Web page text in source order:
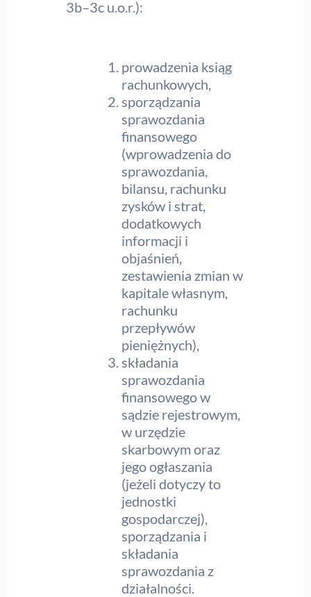
3b–3c u.o.r.):
prowadzenia ksiąg
rachunkowych,
sporządzania
sprawozdania
finansowego
(wprowadzenia do
sprawozdania,
bilansu, rachunku
zysków i strat,
dodatkowych
informacji i
objaśnień,
zestawienia zmian w
kapitale własnym,
rachunku
przepływów
pieniężnych),
składania
sprawozdania
finansowego w
sądzie rejestrowym,
w urzędzie
skarbowym oraz
jego ogłaszania
(jeżeli dotyczy to
jednostki
gospodarczej),
sporządzania i
składania
sprawozdania z
działalności.